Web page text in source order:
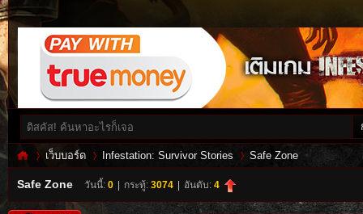
เว็บบอร์ด Infestation: Survivor Stories Safe Zone
Safe Zone วันนี้: 0 กระทู้: 3074 อันดับ: 4